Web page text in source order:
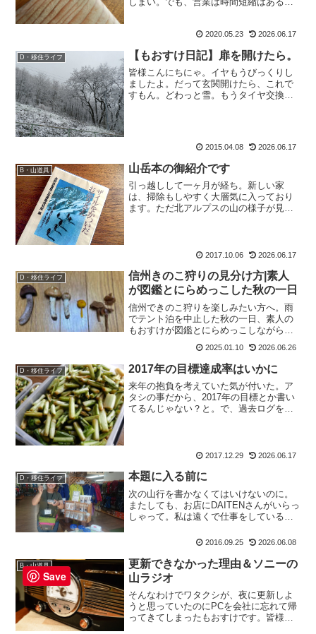
ですが。いやぁ、すること無いね。山は
2020.05.23 2026.06.17
D・移住ライフ 【もおすけ日記】扉を開けたら。
皆様こんにちにゃ。イヤもうびっくりし
ましたよ。だって玄関開けたら、これで
すもん。どわっと雪。もうタイヤ交換し
2015.04.08 2026.06.17
B・山道具 山岳本の御紹介です
引っ越しして一ヶ月が経ち。新しい家
は、掃除もしやすく大層気に入っており
ます。ただ北アルプスの山の様子が見え
ルプスが見えるから。(でも...
2017.10.06 2026.06.17
D・移住ライフ
信州きのこ狩りの見分け方|素人
が図鑑とにらめっこした秋の一日
信州できのこ狩りを楽しみたい方へ。雨
でテント泊を中止した秋の一日、素人の
もおすけが図鑑とにらめっこしながらニ
べた記録です。毒きのこを避ける見分け
方の心構えもお伝えします。
2025.01.10 2026.06.26
D・移住ライフ 2017年の目標達成率はいかに
来年の抱負を考えていた気が付いた。ア
タシの事だから、2017年の目標とか書い
てるんじゃない？と。で、過去ログを探
2017.12.29 2026.06.17
D・移住ライフ 本題に入る前に
次の山行を書かなくてはいけないのに。
またしても、お店にDAITENさんがいらっ
しゃって。私は遠くで仕事をしている
てみんなから愛されてるわー。」は？
なんでも前回ご来...
2016.09.25 2026.06.08
B・山道具
更新できなかった理由＆ソニーの
山ラジオ
そんなわけでワタクシが、夜に更新しよ
うと思っていたのにPCを会社に忘れて帰
ってきてしまったもおすけです。皆様今
Save